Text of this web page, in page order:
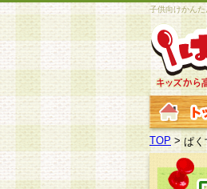
子供向けかん
TOP >ぱく